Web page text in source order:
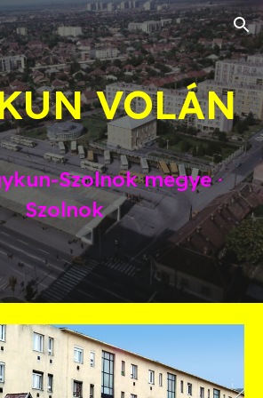
Skip to navigation
VOLÁN
Szolnokmegye ∙
Szolnok